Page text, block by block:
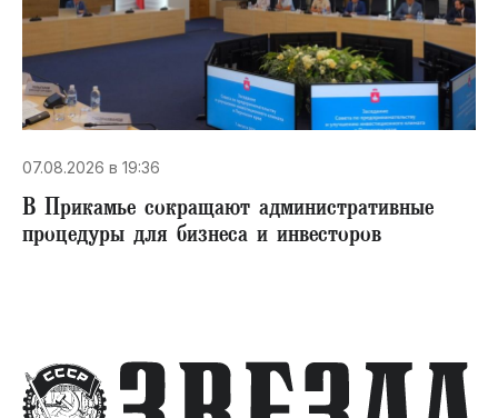
07.08.2026 в 19:36
В Прикамье сокращают административные
процедуры для бизнеса и инвесторов